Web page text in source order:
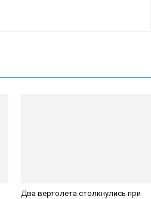
Два вертолета столкнулись при